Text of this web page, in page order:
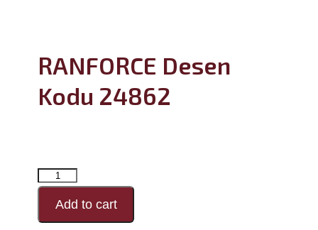
RANFORCE Desen
Kodu 24862
RANFORCE
Desen
Kodu
Add to cart